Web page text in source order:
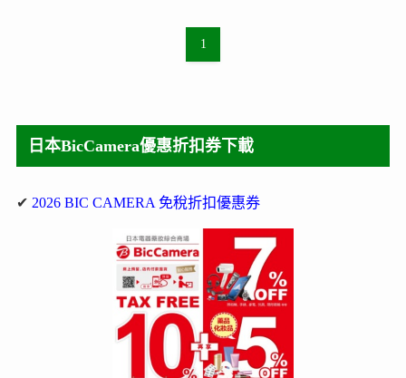
1
日本BicCamera優惠折扣券下載
✔ 2026 BIC CAMERA 免稅折扣優惠券